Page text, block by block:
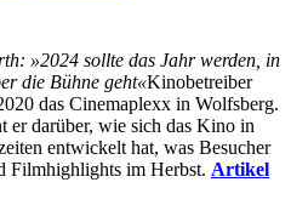
»2024 sollte das Jahr werden, in
die Bühne geht«Kinobetreiber
das Cinemaplexx in Wolfsberg.
darüber, wie sich das Kino in
entwickelt hat, was Besucher
Filmhighlights im Herbst. Artikel